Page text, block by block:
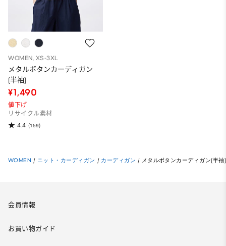
WOMEN, XS-3XL
メタルボタンカーディガン
(半袖)
¥1,490
値下げ
リサイクル素材
4.4 (159)
WOMEN / ニット・カーディガン / カーディガン / メタルボタンカーディガン(半袖)
会員情報
お買い物ガイド